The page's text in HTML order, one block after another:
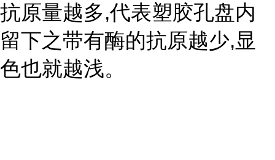
抗原量越多,代表塑胶孔盘内
留下之带有酶的抗原越少,显
色也就越浅。